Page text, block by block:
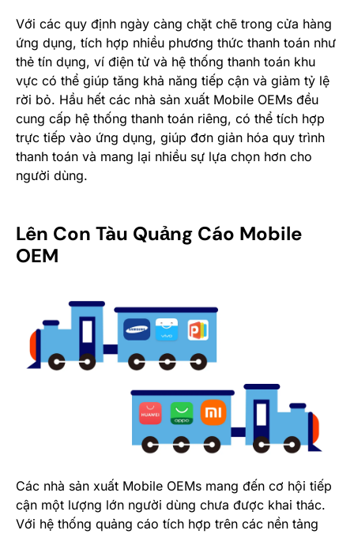
Với các quy định ngày càng chặt chẽ trong cửa hàng
ứng dụng​​, tích hợp nhiều phương thức thanh toán như
thẻ tín dụng, ví điện tử và hệ thống thanh toán khu
vực có thể giúp tăng khả năng tiếp cận và giảm tỷ lệ
rời bỏ. Hầu hết các nhà sản xuất Mobile OEMs đều
cung cấp hệ thống thanh toán riêng, có thể tích hợp
trực tiếp vào ứng dụng, giúp đơn giản hóa quy trình
thanh toán và mang lại nhiều sự lựa chọn hơn cho
người dùng.
Lên Con Tàu Quảng Cáo Mobile
OEM
Các nhà sản xuất Mobile OEMs mang đến cơ hội tiếp
cận một lượng lớn người dùng chưa được khai thác.
Với hệ thống quảng cáo tích hợp trên các nền tảng